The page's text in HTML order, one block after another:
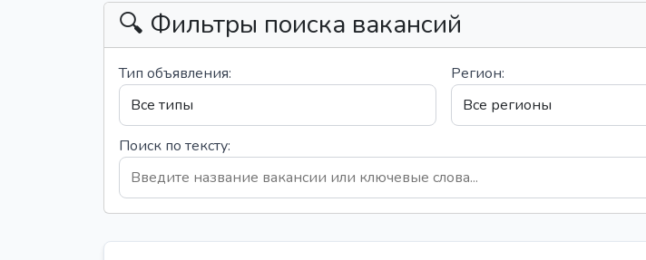
🔍 Фильтры поиска вакансий
Тип объявления: Регион:
Поиск по тексту: